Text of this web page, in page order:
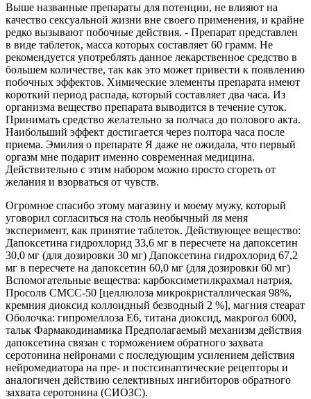
Выше названные препараты для потенции, не влияют на
качество сексуальной жизни вне своего применения, и крайне
редко вызывают побочные действия. - Препарат представлен
в виде таблеток, масса которых составляет 60 грамм. Не
рекомендуется употреблять данное лекарственное средство в
большем количестве, так как это может привести к появлению
побочных эффектов. Химические элементы препарата имеют
короткий период распада, который составляет два часа. Из
организма вещество препарата выводится в течение суток.
Принимать средство желательно за полчаса до полового акта.
Наибольший эффект достигается через полтора часа после
приема. Эмилия о препарате Я даже не ожидала, что первый
оргазм мне подарит именно современная медицина.
Действительно с этим набором можно просто сгореть от
желания и взорваться от чувств.
Огромное спасибо этому магазину и моему мужу, который
уговорил согласиться на столь необычный ля меня
эксперимент, как принятие таблеток. Действующее вещество:
Дапоксетина гидрохлорид 33,6 мг в пересчете на дапоксетин
30,0 мг (для дозировки 30 мг) Дапоксетина гидрохлорид 67,2
мг в пересчете на дапоксетин 60,0 мг (для дозировки 60 мг)
Вспомогательные вещества: карбоксиметилкрахмал натрия,
Просолв СМСС-50 [целлюлоза микрокристаллическая 98%,
кремния диоксид коллоидный безводный 2 %], магния стеарат
Оболочка: гипромеллоза Е6, титана диоксид, макрогол 6000,
тальк Фармакодинамика Предполагаемый механизм действия
дапоксетина связан с торможением обратного захвата
серотонина нейронами с последующим усилением действия
нейромедиатора на пре- и постсинаптические рецепторы и
аналогичен действию селективных ингибиторов обратного
захвата серотонина (СИОЗС).